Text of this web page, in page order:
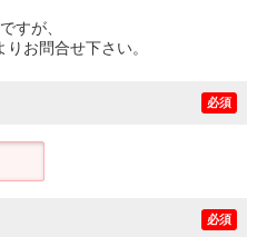
すが、
お問合せ下さい。
必須
必須